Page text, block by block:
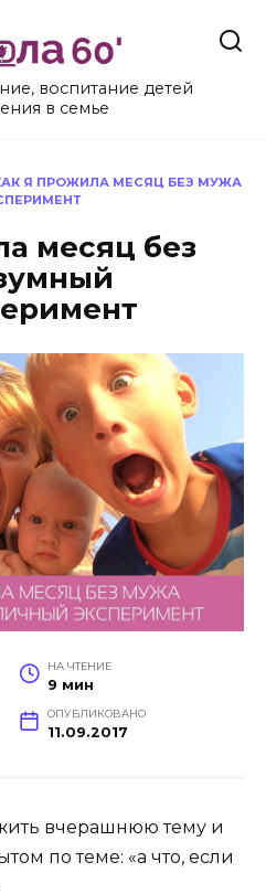
воспитание детей
в семье
Я ПРОЖИЛА МЕСЯЦ БЕЗ МУЖА
месяц без
НА ЧТЕНИЕ
9 мин
ОПУБЛИКОВАНО
11.09.2017
вчерашнюю тему и
по теме: «а что, если